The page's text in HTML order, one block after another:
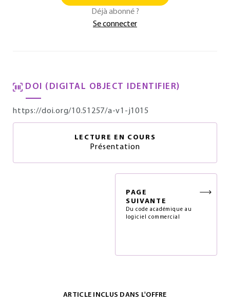
Déjà abonné ?
Se connecter
DOI (DIGITAL OBJECT IDENTIFIER)
https://doi.org/10.51257/a-v1-j1015
LECTURE EN COURS
Présentation
PAGE
SUIVANTE
Du code académique au
logiciel commercial
ARTICLE INCLUS DANS L'OFFRE